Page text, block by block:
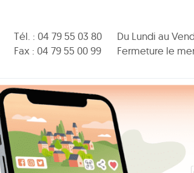
Tél. : 04 79 55 03 80
Fax : 04 79 55 00 99
Du Lundi au
Fermeture le